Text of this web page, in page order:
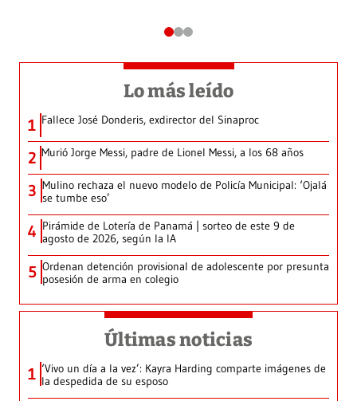
Lo más leído
1 Fallece José Donderis, exdirector del Sinaproc
2 Murió Jorge Messi, padre de Lionel Messi, a los 68 años
3 Mulino rechaza el nuevo modelo de Policía Municipal: ‘Ojalá
se tumbe eso’
4 Pirámide de Lotería de Panamá | sorteo de este 9 de
agosto de 2026, según la IA
5 Ordenan detención provisional de adolescente por presunta
posesión de arma en colegio
Últimas noticias
1 ‘Vivo un día a la vez’: Kayra Harding comparte imágenes de
la despedida de su esposo